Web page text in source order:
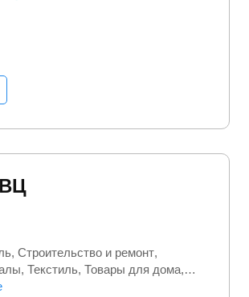
Строительство и ремонт
Текстиль Товары для дома
оборудование